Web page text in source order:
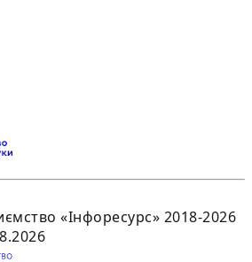
«Інфоресурс» 2018-2026